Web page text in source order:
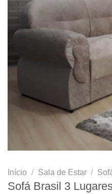
Início / Sala de Estar /
Sofá Brasil 3